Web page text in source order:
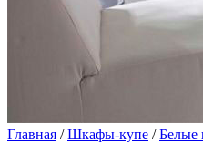
Главная /Шкафы-купе /Белые